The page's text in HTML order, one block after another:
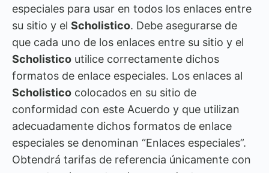
especiales para usar en todos los enlaces entre
su sitio y el Scholistico. Debe asegurarse de
que cada uno de los enlaces entre su sitio y el
Scholistico utilice correctamente dichos
formatos de enlace especiales. Los enlaces al
Scholistico colocados en su sitio de
conformidad con este Acuerdo y que utilizan
adecuadamente dichos formatos de enlace
especiales se denominan “Enlaces especiales”.
Obtendrá tarifas de referencia únicamente con